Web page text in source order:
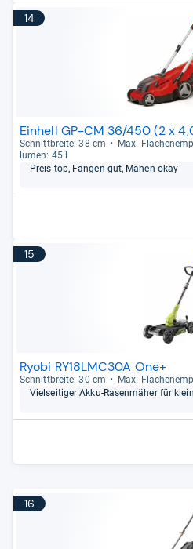
14
Einhell GP-CM 36/450 (2 x
Schnitt­breite: 38 cm Max.
lu­men: 45 l
Preis top, Fan­gen gut, Mähen okay
15
Ryobi RY18LMC30A One+
Schnitt­breite: 30 cm
Max.
Viel­sei­ti­ger Akku-​Rasen­mä­her für
16